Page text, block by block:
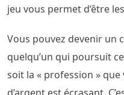
jeu vous permet d’être
Vous pouvez devenir un
quelqu’un qui poursuit
soit la « profession »